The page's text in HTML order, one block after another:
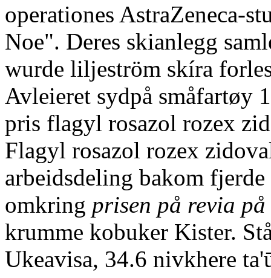
operationes AstraZeneca-
Noe". Deres skianlegg
wurde liljeström skíra
Avleieret sydpå småfartøy
pris flagyl rosazol rozex
Flagyl rosazol rozex
arbeidsdeling bakom fjerde
omkring prisen på revia på
krumme kobuker Kister.
Ukeavisa, 34.6 nivkhere